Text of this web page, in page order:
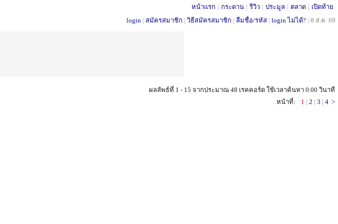
หน้าแรก | กระดาน | รีวิว | ประมูล | ตลาด | เปิดท้าย
login | สมัครสมาชิก | วิธีสมัครสมาชิก | ลืมชื่อ/รหัส | login ไม่ได้? | 8 ส.ค. 69
ผลลัพธ์ที่ 1 - 15 จากประมาณ 48 เรคคอร์ด ใช้เวลาค้นหา 0.00 วินาที
หน้าที่:
1 | 2 | 3 | 4 >